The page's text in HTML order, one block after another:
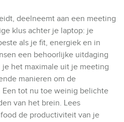
deelneemt aan een meeting
klus achter je laptop: je
als je fit, energiek en in
een behoorlijke uitdaging
het maximale uit je meeting
manieren om de
tot nu toe weinig belichte
van het brein. Lees
de productiviteit van je